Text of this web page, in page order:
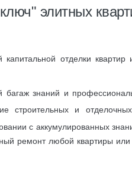
элитных
отделки квартир
знаний и
строительных и
с аккумулированных
ремонт любой квартиры или